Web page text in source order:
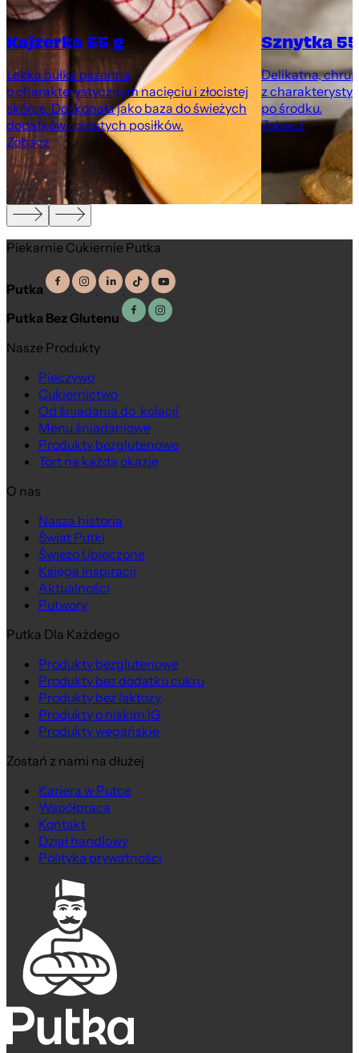
Kajzerka 55 g
Lekka bułka pszenna
o charakterystycznym nacięciu i złocistej
skórce. Doskonała jako baza do świeżych
dodatków i prostych posiłków.
Zobacz
Sznytka
Delikatna,
z
po środku.
Zobacz
Piekarnie Cukiernie Putka
Putka
Putka Bez Glutenu
Nasze Produkty
Pieczywo
Cukiernictwo
Od śniadania do kolacji
Menu śniadaniowe
Produkty bezglutenowe
Tort na każdą okazję
O nas
Nasza historia
Świat Putki
Świeżo Upieczone
Księga Inspiracji
Aktualności
Putwory
Putka Dla Każdego
Produkty bezglutenowe
Produkty bez dodatku cukru
Produkty bez laktozy
Produkty o niskim IG
Produkty wegańskie
Zostań z nami na dłużej
Kariera w Putce
Współpraca
Kontakt
Dział handlowy
Polityka prywatności